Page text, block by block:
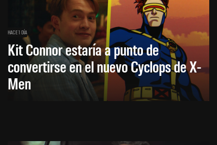
HACE 1 DÍA
Kit Connor estaría a punto de
convertirse en el nuevo Cyclops de X-
Men